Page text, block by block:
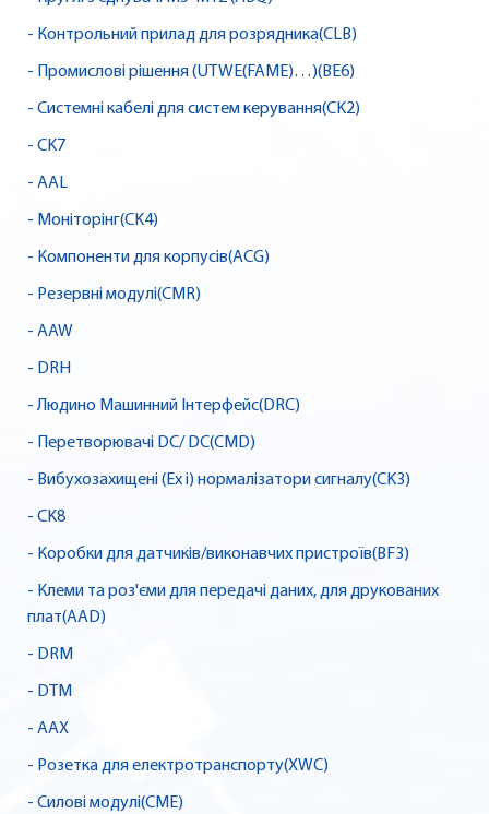
- Контрольний прилад для розрядника(CLB)
- Промислові рішення (UTWE(FAME)…)(BE6)
- Системні кабелі для систем керування(CK2)
- CK7
- AAL
- Моніторінг(CK4)
- Компоненти для корпусів(ACG)
- Резервні модулі(CMR)
- AAW
- DRH
- Людино Машинний Інтерфейс(DRC)
- Перетворювачі DC/ DC(CMD)
- Вибухозахищені (Ex i) нормалізатори сигналу(CK3)
- CK8
- Коробки для датчиків/виконавчих пристроїв(BF3)
- Клеми та роз'єми для передачі даних, для друкованих
плат(AAD)
- DRM
- DTM
- AAX
- Розетка для електротранспорту(XWC)
- Силові модулі(CME)